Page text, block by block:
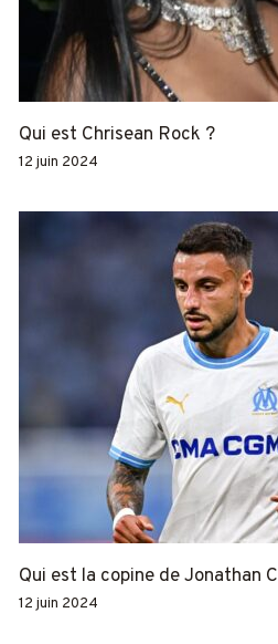
Qui est Chrisean Rock ?
12 juin 2024
Qui est la copine de Jonathan
12 juin 2024